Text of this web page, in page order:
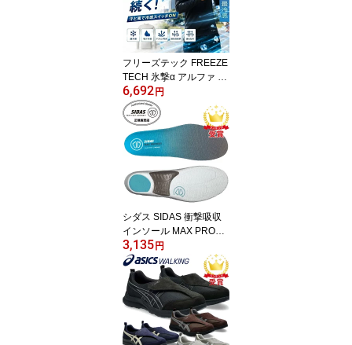
フリーズテック FREEZE
TECH 氷撃α アルファ 長
袖クルーネック 冷感シャ
ツ 熱中症対策 接触冷感 2
5151 リベルタ ホンマで
っかTVの氷撃シリーズ
6,692 円
シダス SIDAS 衝撃吸収
インソール MAX PROTE
CT WALK マックスプロ
テクト・ウォーク 32076
61 ラフィートスポーツ
3,135 円